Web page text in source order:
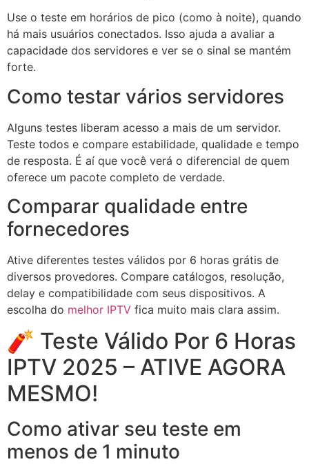
Use o teste em horários de pico (como à noite), quando
há mais usuários conectados. Isso ajuda a avaliar a
capacidade dos servidores e ver se o sinal se mantém
forte.
Como testar vários servidores
Alguns testes liberam acesso a mais de um servidor.
Teste todos e compare estabilidade, qualidade e tempo
de resposta. É aí que você verá o diferencial de quem
oferece um pacote completo de verdade.
Comparar qualidade entre
fornecedores
Ative diferentes testes válidos por 6 horas grátis de
diversos provedores. Compare catálogos, resolução,
delay e compatibilidade com seus dispositivos. A
escolha do melhor IPTV fica muito mais clara assim.
🧨 Teste Válido Por 6 Horas
IPTV 2025 – ATIVE AGORA
MESMO!
Como ativar seu teste em
menos de 1 minuto